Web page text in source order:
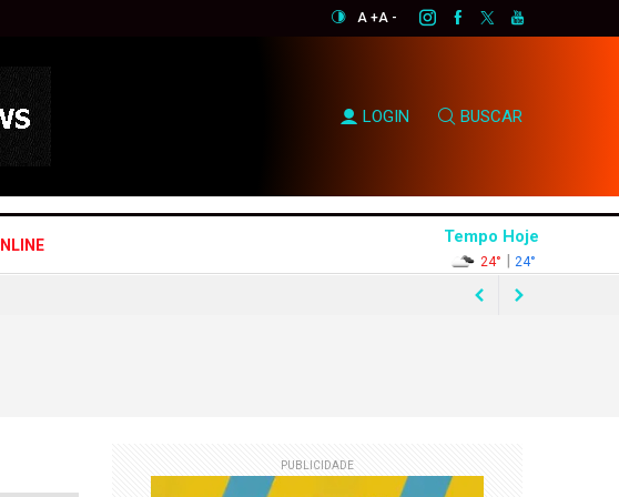
A +A -
LOGIN BUSCAR
Tempo Hoje
24° | 24°
vice de Flávio Bolsonaro
PUBLICIDADE